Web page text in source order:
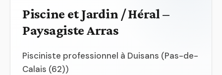
Piscine et Jardin / Héral –
Paysagiste Arras
Pisciniste professionnel à Duisans (Pas-de-
Calais (62))